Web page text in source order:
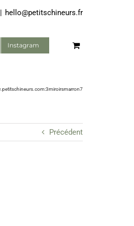
| hello@petitschineurs.fr
Instagram
Précédent